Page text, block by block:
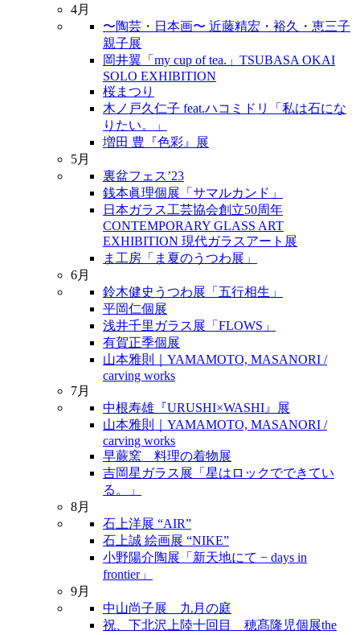
4月
〜陶芸・日本画〜 近藤精宏・裕久・恵三子
親子展
岡井翼「my cup of tea.」TSUBASA OKAI
SOLO EXHIBITION
桜まつり
木ノ戸久仁子 feat.ハコミドリ「私は石にな
りたい。」
増田 豊『色彩』展
5月
裏盆フェス’23
銭本眞理個展「サマルカンド」
日本ガラス工芸協会創立50周年
CONTEMPORARY GLASS ART
EXHIBITION 現代ガラスアート展
ま工房「ま夏のうつわ展」
6月
鈴木健史うつわ展「五行相生」
平岡仁個展
浅井千里ガラス展「FLOWS」
有賀正季個展
山本雅則｜YAMAMOTO, MASANORI /
carving works
7月
中根寿雄『URUSHI×WASHI』展
山本雅則｜YAMAMOTO, MASANORI /
carving works
早蕨窯 料理の着物展
吉岡星ガラス展「星はロックでできてい
る。」
8月
石上洋展 “AIR”
石上誠 絵画展 “NIKE”
小野陽介陶展「新天地にて − days in
frontier」
9月
中山尚子展 九月の庭
祝、下北沢上陸十回目 穂髙隆児個展the